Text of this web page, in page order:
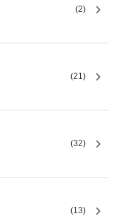
(2)
(21)
(32)
(13)